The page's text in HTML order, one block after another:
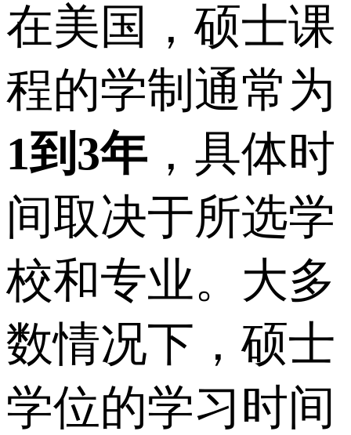
在美国，硕士课
程的学制通常为
1到3年 ，具体时
间取决于所选学
校和专业。大多
数情况下，硕士
学位的学习时间